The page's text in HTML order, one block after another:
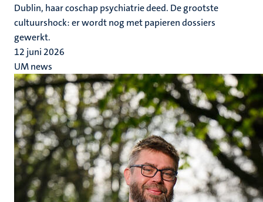
Dublin, haar coschap psychiatrie deed. De grootste
cultuurshock: er wordt nog met papieren dossiers
gewerkt.
12 juni 2026
UM news